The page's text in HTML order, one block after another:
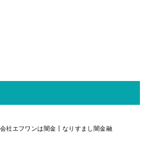
社エフワンは闇金┃なりすまし闇金融